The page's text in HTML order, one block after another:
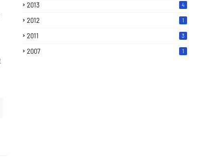
2013 4
2012 1
2011 3
2007 1